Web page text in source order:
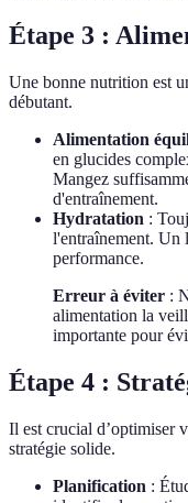
Étape 3 :
Une bonne nutrition est
débutant.
Alimentation
en glucides
Mangez
d'entraînement.
Hydratation :
l'entraînement. Un
performance.
Erreur à éviter :
alimentation la
importante pour
Étape 4 :
Il est crucial d’optimiser
stratégie solide.
Planification :